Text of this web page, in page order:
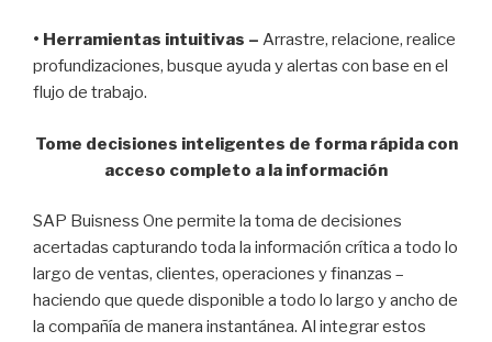
• Herramientas intuitivas – Arrastre, relacione, realice
profundizaciones, busque ayuda y alertas con base en el
flujo de trabajo.
Tome decisiones inteligentes de forma rápida con
acceso completo a la información
SAP Buisness One permite la toma de decisiones
acertadas capturando toda la información crítica a todo lo
largo de ventas, clientes, operaciones y finanzas –
haciendo que quede disponible a todo lo largo y ancho de
la compañía de manera instantánea. Al integrar estos